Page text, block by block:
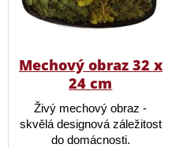
Mechový obraz 32 x
24 cm
Živý mechový obraz -
skvělá designová záležitost
do domácnosti.